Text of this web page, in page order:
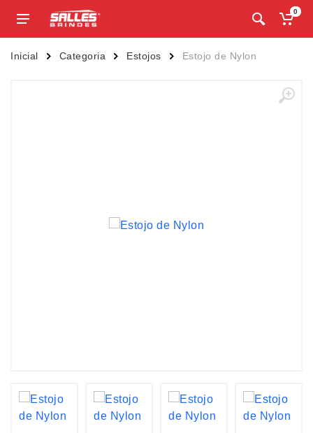
0
Inicial Categoria Estojos Estojo de Nylon